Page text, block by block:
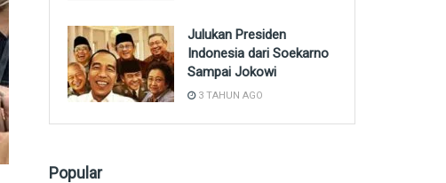
Julukan Presiden
Indonesia dari Soekarno
Sampai Jokowi
3 TAHUN AGO
Popular